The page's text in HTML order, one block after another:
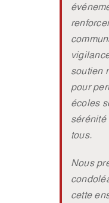
soutien
pour
écoles
sérénité
tous.
Nous
cette